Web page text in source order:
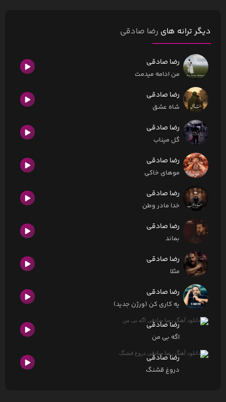
دیگر ترانه های رضا صادقی
رضا صادقی
من ادامه میدمت
رضا صادقی
شاه عشق
رضا صادقی
گل میناب
رضا صادقی
موهای خاکی
رضا صادقی
خدا مادر وطن
رضا صادقی
بماند
رضا صادقی
مثلا
رضا صادقی
یه کاری کن (ورژن جدید)
رضا صادقی
اگه بی من
رضا صادقی
دروغ قشنگ